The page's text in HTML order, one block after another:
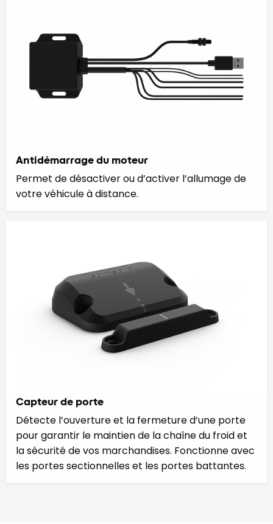
Antidémarrage du moteur
Permet de désactiver ou d’activer l’allumage de
votre véhicule à distance.
Capteur de porte
Détecte l’ouverture et la fermeture d’une porte
pour garantir le maintien de la chaîne du froid et
la sécurité de vos marchandises. Fonctionne avec
les portes sectionnelles et les portes battantes.